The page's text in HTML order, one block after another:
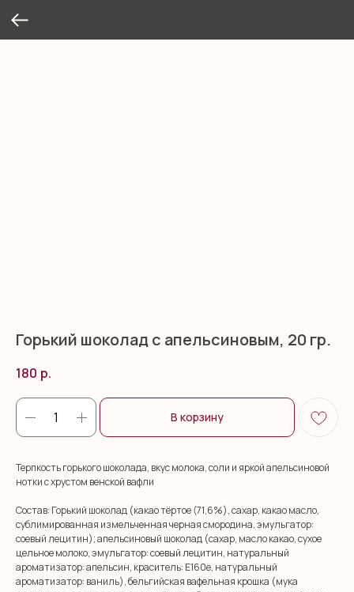
Горький шоколад с апельсиновым, 20 гр.
180 р.
В корзину
Терпкость горького шоколада, вкус молока, соли и яркой апельсиновой
нотки с хрустом венской вафли
Состав: Горький шоколад (какао тёртоe (71,6%), сахар, какао масло,
сублимированная измельченная черная смородина, эмульгатор:
соевый лецитин); апельсиновый шоколад (сахар, масло какао, сухое
цельное молоко, эмульгатор: соевый лецитин, натуральный
ароматизатор: апельсин, краситель: Е160е, натуральный
ароматизатор: ваниль), бельгийская вафельная крошка (мука